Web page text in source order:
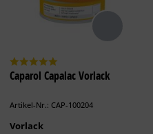
Caparol Capalac Vorlack
Artikel-Nr.: CAP-100204
Vorlack